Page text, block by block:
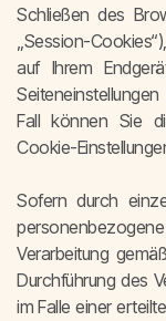
Schließen des
„Session-
auf Ihrem
Fall können Sie
Cookie-
Sofern durch
Verarbeitung
Durchführung des
im Falle einer